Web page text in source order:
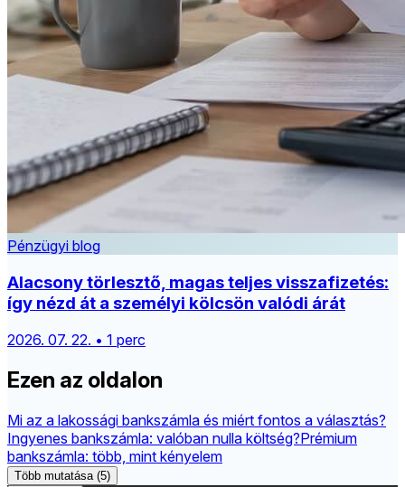
Pénzügyi blog
Alacsony törlesztő, magas teljes visszafizetés:
így nézd át a személyi kölcsön valódi árát
2026. 07. 22. • 1 perc
Ezen az oldalon
Mi az a lakossági bankszámla és miért fontos a választás?
Ingyenes bankszámla: valóban nulla költség?Prémium
bankszámla: több, mint kényelem
Több mutatása (5)